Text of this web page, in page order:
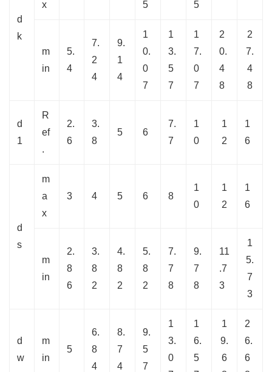
d
k
x
5
5
m
in
5.
4
7.
2
4
9.
1
4
1
0.
0
7
1
3.
5
7
1
7.
0
7
2
0.
4
8
2
7.
4
8
d
1
R
ef
.
2.
6
3.
8
5 6
7.
7
1
0
1
2
1
6
d
s
m
a
x
3 4 5 6 8
1
0
1
2
1
6
m
in
2.
8
6
3.
8
2
4.
8
2
5.
8
2
7.
7
8
9.
7
8
11
.7
3
1
5.
7
3
d
w
m
in
5
6.
8
4
8.
7
4
9.
5
7
1
3.
0
1
6.
5
1
9.
6
2
6.
6